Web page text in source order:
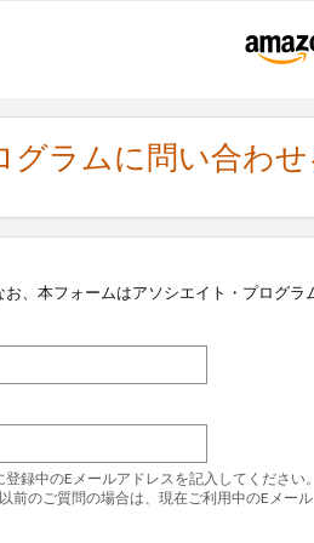
グラムに問い合わせ
、本フォームはアソシエイト・プログラ
録中のEメールアドレスを記入してください。
前のご質問の場合は、現在ご利用中のEメール